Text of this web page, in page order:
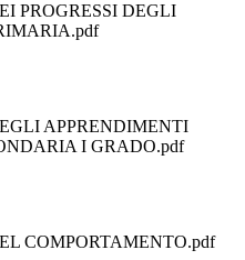
PROGRESSI DEGLI
APPRENDIMENTI
I GRADO.pdf
COMPORTAMENTO.pdf